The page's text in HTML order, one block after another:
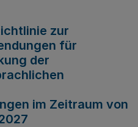
zur
für
der
im Zeitraum von